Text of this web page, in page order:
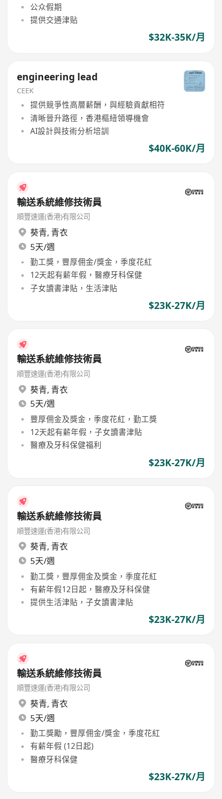
公众假期
提供交通津贴
$32K-35K/月
engineering lead
CEEK
提供競爭性高層薪酬，與經驗貢獻相符
清晰晉升路徑，香港樞紐領導機會
AI設計與技術分析培訓
$40K-60K/月
輸送系統維修技術員
順豐速運(香港)有限公司
葵青, 青衣
5天/週
勤工獎，豐厚佣金/獎金，季度花紅
12天起有薪年假，醫療牙科保健
子女讀書津貼，生活津貼
$23K-27K/月
輸送系統維修技術員
順豐速運(香港)有限公司
葵青, 青衣
5天/週
豐厚佣金及獎金，季度花紅，勤工獎
12天起有薪年假，子女讀書津貼
醫療及牙科保健福利
$23K-27K/月
輸送系統維修技術員
順豐速運(香港)有限公司
葵青, 青衣
5天/週
勤工獎，豐厚佣金及獎金，季度花紅
有薪年假12日起，醫療及牙科保健
提供生活津貼，子女讀書津貼
$23K-27K/月
輸送系統維修技術員
順豐速運(香港)有限公司
葵青, 青衣
5天/週
勤工獎勵，豐厚佣金/獎金，季度花紅
有薪年假 (12日起)
醫療牙科保健
$23K-27K/月